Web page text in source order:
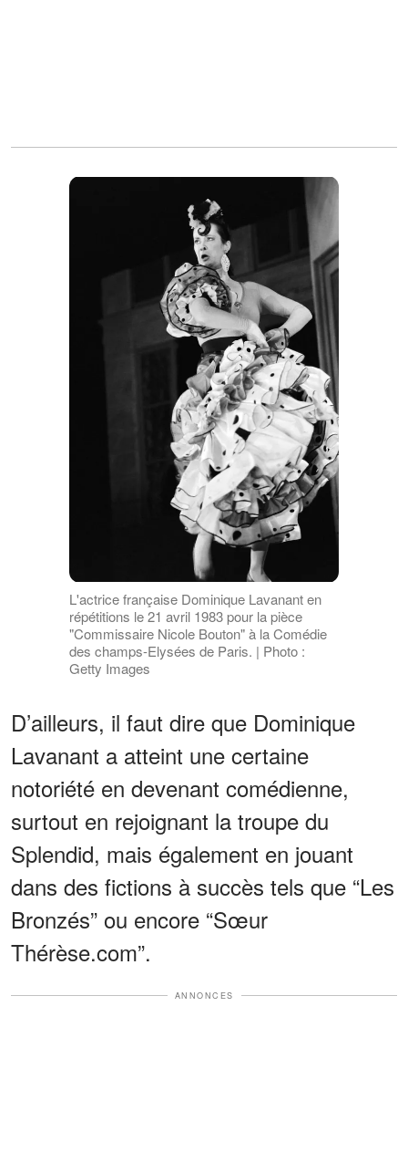
L'actrice française Dominique Lavanant en
répétitions le 21 avril 1983 pour la pièce
"Commissaire Nicole Bouton" à la Comédie
des champs-Elysées de Paris. | Photo :
Getty Images
D’ailleurs, il faut dire que Dominique
Lavanant a atteint une certaine
notoriété en devenant comédienne,
surtout en rejoignant la troupe du
Splendid, mais également en jouant
dans des fictions à succès tels que “Les
Bronzés” ou encore “Sœur
Thérèse.com”.
ANNONCES